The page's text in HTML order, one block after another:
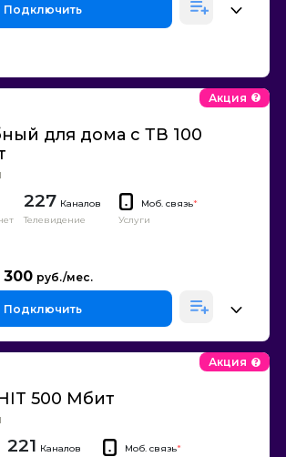
Подключить
для дома с ТВ 100
Акция
227 Каналов
Телевидение
Моб. связь*
Услуги
300
Подключить
500 Мбит
Акция
221 Каналов
Моб. связь*